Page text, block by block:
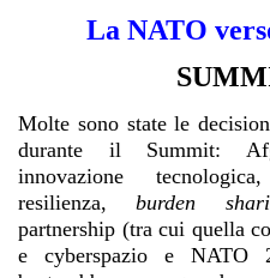
La NATO
Molte sono state le
durante il Summit:
innovazione
resilienza,burden
partnership (tra cui quella
e cyberspazio e NATO